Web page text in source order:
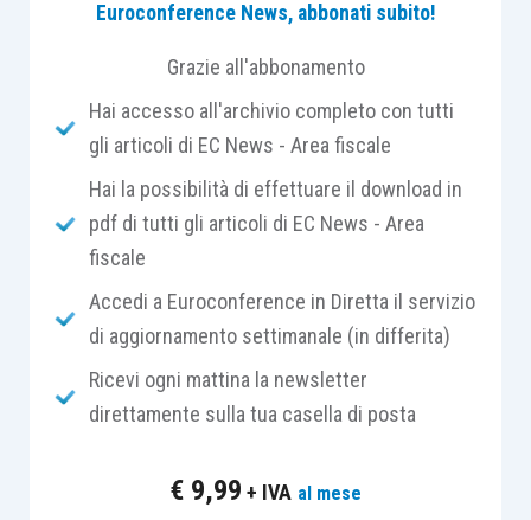
debito tributariocorrispondente all’imposta
Ci si interroga al riguardo se lacontropartita
contabiledelrilascio delle imposte differite
debba essere ilconto economicooppure il
patrimonio netto .
Per le impreseOic Adopter, il par. 75 dell’Oic 25
tratta del riallineamento eseguito in unesercizio
a quello di effettuazione
dell’operazione che lo ha originato, e prescrive
venga eliminato il fondo imposte
Euroconference News, abbonati subito!
Grazie all'abbonamento
Hai accesso all'archivio completo con tutti
gli articoli di EC News - Area fiscale
Hai la possibilità di effettuare il download in
pdf di tutti gli articoli di EC News - Area
fiscale
Accedi a Euroconference in Diretta il servizio
di aggiornamento settimanale (in differita)
Ricevi ogni mattina la newsletter
direttamente sulla tua casella di posta
€ 9,99 + IVA al mese